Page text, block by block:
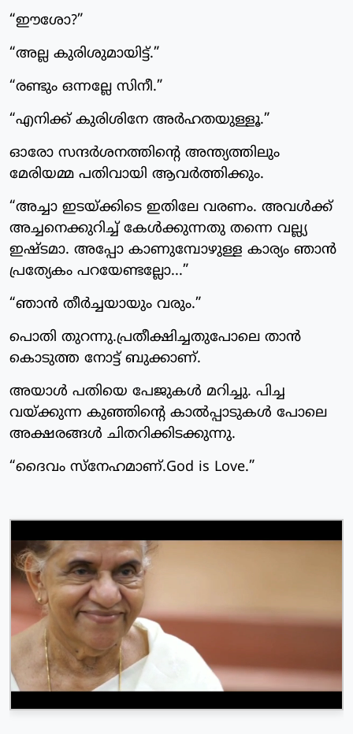
“ഈശോ?”
“അല്ല കുരിശുമായിട്ട്.”
“രണ്ടും ഒന്നല്ലേ സിനീ.”
“എനിക്ക് കുരിശിനേ അർഹതയുള്ളൂ.”
ഓരോ സന്ദർശനത്തിന്റെ അന്ത്യത്തിലും
മേരിയമ്മ പതിവായി ആവർത്തിക്കും.
“അച്ചാ ഇടയ്ക്കിടെ ഇതിലേ വരണം. അവൾക്ക്
അച്ചനെക്കുറിച്ച് കേൾക്കുന്നതു തന്നെ വല്ല്യ
ഇഷ്ടമാ. അപ്പോ കാണുമ്പോഴുള്ള കാര്യം ഞാൻ
പ്രത്യേകം പറയേണ്ടല്ലോ...”
“ഞാൻ തീർച്ചയായും വരും.”
പൊതി തുറന്നു.പ്രതീക്ഷിച്ചതുപോലെ താൻ
കൊടുത്ത നോട്ട് ബുക്കാണ്.
അയാൾ പതിയെ പേജുകൾ മറിച്ചു. പിച്ച
വയ്ക്കുന്ന കുഞ്ഞിന്റെ കാൽപ്പാടുകൾ പോലെ
അക്ഷരങ്ങൾ ചിതറിക്കിടക്കുന്നു.
“ദൈവം സ്നേഹമാണ്.God is Love.”